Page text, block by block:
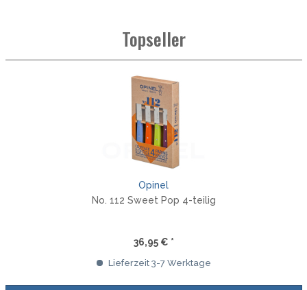
Topseller
Opinel
No. 112 Sweet Pop 4-teilig
36,95 € *
Lieferzeit 3-7 Werktage